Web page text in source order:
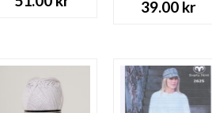
39.00 kr